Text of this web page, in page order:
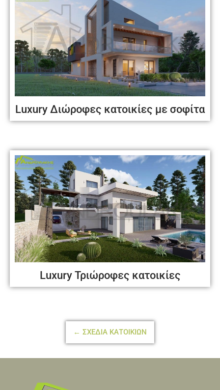
Luxury Διώροφες κατοικίες με σοφίτα
Luxury Τριώροφες κατοικίες
← ΣΧΕΔΙΑ ΚΑΤΟΙΚΙΩΝ